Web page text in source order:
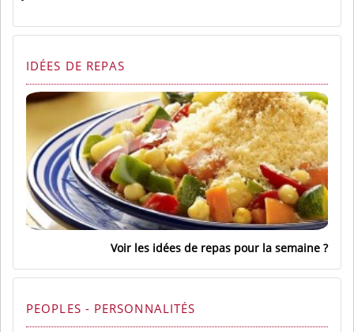
IDÉES DE REPAS
Voir les idées de repas pour la semaine
PEOPLES - PERSONNALITÉS